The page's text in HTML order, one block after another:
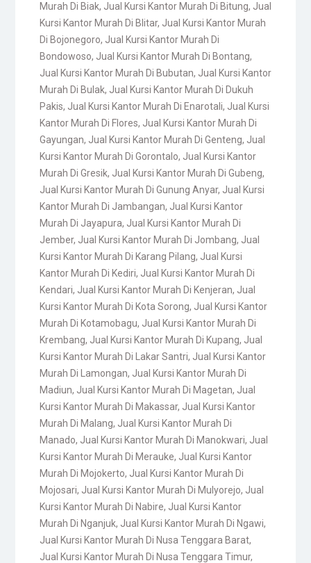
Murah Di Biak, Jual Kursi Kantor Murah Di Bitung, Jual
Kursi Kantor Murah Di Blitar, Jual Kursi Kantor Murah
Di Bojonegoro, Jual Kursi Kantor Murah Di
Bondowoso, Jual Kursi Kantor Murah Di Bontang,
Jual Kursi Kantor Murah Di Bubutan, Jual Kursi Kantor
Murah Di Bulak, Jual Kursi Kantor Murah Di Dukuh
Pakis, Jual Kursi Kantor Murah Di Enarotali, Jual Kursi
Kantor Murah Di Flores, Jual Kursi Kantor Murah Di
Gayungan, Jual Kursi Kantor Murah Di Genteng, Jual
Kursi Kantor Murah Di Gorontalo, Jual Kursi Kantor
Murah Di Gresik, Jual Kursi Kantor Murah Di Gubeng,
Jual Kursi Kantor Murah Di Gunung Anyar, Jual Kursi
Kantor Murah Di Jambangan, Jual Kursi Kantor
Murah Di Jayapura, Jual Kursi Kantor Murah Di
Jember, Jual Kursi Kantor Murah Di Jombang, Jual
Kursi Kantor Murah Di Karang Pilang, Jual Kursi
Kantor Murah Di Kediri, Jual Kursi Kantor Murah Di
Kendari, Jual Kursi Kantor Murah Di Kenjeran, Jual
Kursi Kantor Murah Di Kota Sorong, Jual Kursi Kantor
Murah Di Kotamobagu, Jual Kursi Kantor Murah Di
Krembang, Jual Kursi Kantor Murah Di Kupang, Jual
Kursi Kantor Murah Di Lakar Santri, Jual Kursi Kantor
Murah Di Lamongan, Jual Kursi Kantor Murah Di
Madiun, Jual Kursi Kantor Murah Di Magetan, Jual
Kursi Kantor Murah Di Makassar, Jual Kursi Kantor
Murah Di Malang, Jual Kursi Kantor Murah Di
Manado, Jual Kursi Kantor Murah Di Manokwari, Jual
Kursi Kantor Murah Di Merauke, Jual Kursi Kantor
Murah Di Mojokerto, Jual Kursi Kantor Murah Di
Mojosari, Jual Kursi Kantor Murah Di Mulyorejo, Jual
Kursi Kantor Murah Di Nabire, Jual Kursi Kantor
Murah Di Nganjuk, Jual Kursi Kantor Murah Di Ngawi,
Jual Kursi Kantor Murah Di Nusa Tenggara Barat,
Jual Kursi Kantor Murah Di Nusa Tenggara Timur,